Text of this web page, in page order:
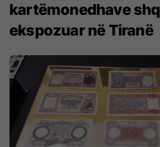
kartëmonedhave
ekspozuar në Tiranë